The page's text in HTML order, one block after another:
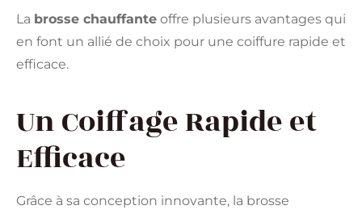
La brosse chauffante offre plusieurs avantages qui
en font un allié de choix pour une coiffure rapide et
efficace.
Un Coiffage Rapide et
Efficace
Grâce à sa conception innovante, la brosse